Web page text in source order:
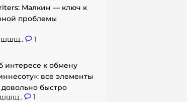
Малкин — ключ к
проблемы
1
интересе к обмену
все элементы
довольно быстро
1